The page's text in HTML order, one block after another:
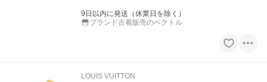
9日以内に発送（休業日を除く）
ブランド古着販売のベクトル
LOUIS VUITTON